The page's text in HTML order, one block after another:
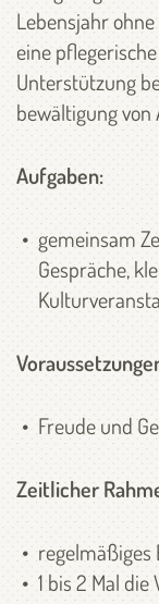
Lebensjahr
eine
Unterstützung
bewältigung von
Aufgaben:
gemeinsam
Gespräche,
Freude und
Zeitlicher
regelmäßiges
1 bis 2 Mal die